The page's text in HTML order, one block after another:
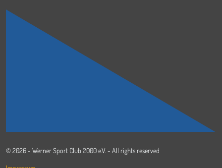
© 2026 - Werner Sport Club 2000 e.V. - All rights reserved